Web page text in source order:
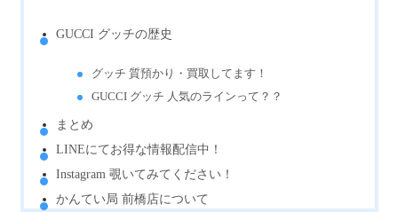
GUCCI グッチの歴史
グッチ 質預かり・買取してます！
GUCCI グッチ 人気のラインって？？
まとめ
LINEにてお得な情報配信中！
Instagram覗いてみてください！
かんてい局 前橋店について